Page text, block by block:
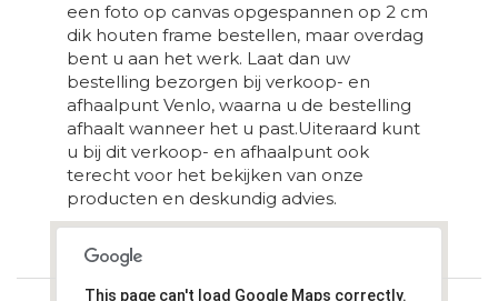
een foto op canvas opgespannen op 2 cm
dik houten frame bestellen, maar overdag
bent u aan het werk. Laat dan uw
bestelling bezorgen bij verkoop- en
afhaalpunt Venlo, waarna u de bestelling
afhaalt wanneer het u past.Uiteraard kunt
u bij dit verkoop- en afhaalpunt ook
terecht voor het bekijken van onze
producten en deskundig advies.
Loading...
This page can't load Google Maps correctly.